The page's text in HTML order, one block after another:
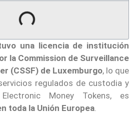
una licencia de institución
la Commission de Surveillance
(CSSF) de Luxemburgo, lo que
regulados de custodia y
Money Tokens, es
toda la Unión Europea